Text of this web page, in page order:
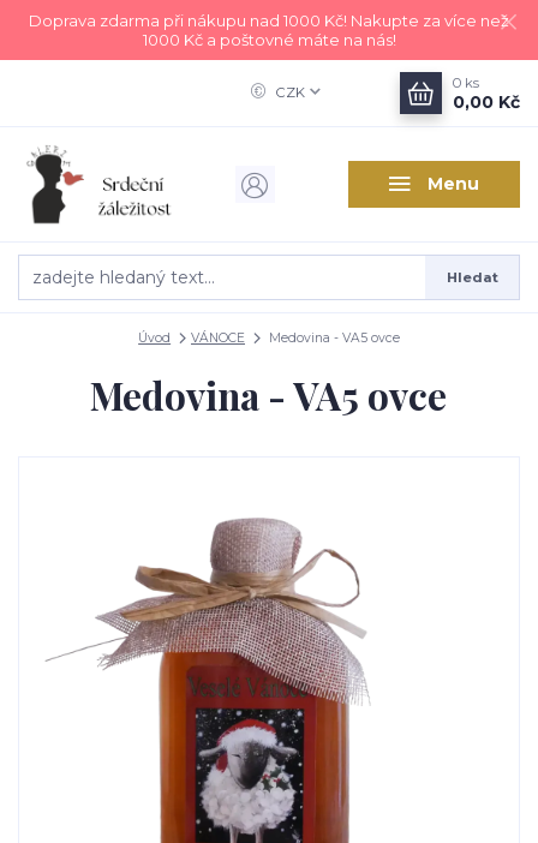
Doprava zdarma při nákupu nad 1000 Kč! Nakupte za více než
1000 Kč a poštovné máte na nás!
Menu
CZK
Hledat
0 ks
0,00 Kč
Úvod VÁNOCE Medovina - VA5 ovce
Medovina - VA5 ovce